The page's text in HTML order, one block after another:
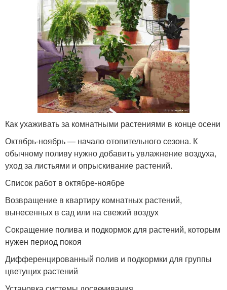
Как ухаживать за комнатными растениями в конце осени
Октябрь-ноябрь — начало отопительного сезона. К
обычному поливу нужно добавить увлажнение воздуха,
уход за листьями и опрыскивание растений.
Список работ в октябре-ноябре
Возвращение в квартиру комнатных растений,
вынесенных в сад или на свежий воздух
Сокращение полива и подкормок для растений, которым
нужен период покоя
Дифференцированный полив и подкормки для группы
цветущих растений